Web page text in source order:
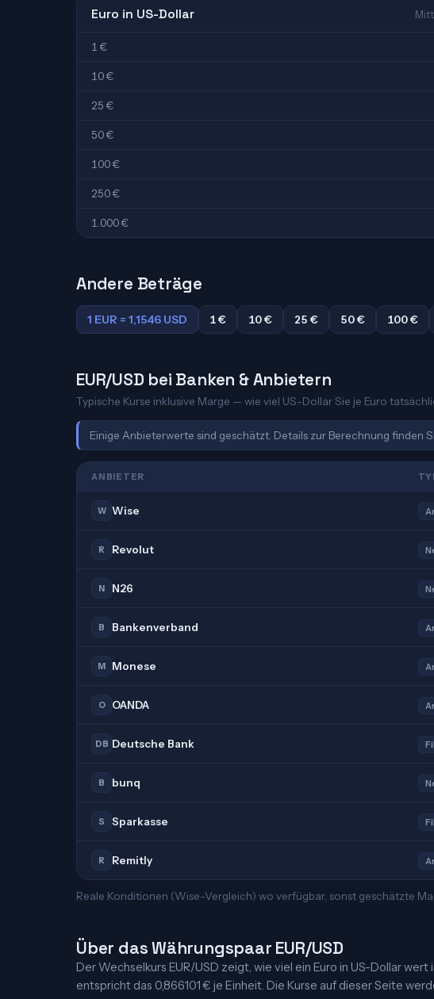
Euro in US-Dollar
1 €
10 €
25 €
50 €
100 €
250 €
1.000 €
Andere Beträge
1 EUR = 1,1546 USD 1 € 10 € 25 € 50 € 100 €
EUR/USD bei Banken & Anbietern
Typische Kurse inklusive Marge — wie viel US-Dollar Sie je Euro
Einige Anbieterwerte sind geschätzt. Details zur Berechnung finden
ANBIETER
W Wise
R Revolut
N N26
B Bankenverband
M Monese
O OANDA
DB Deutsche Bank
B bunq
S Sparkasse
R Remitly
Reale Konditionen (Wise-Vergleich) wo verfügbar, sonst geschätzte
Über das Währungspaar EUR/USD
Der Wechselkurs EUR/USD zeigt, wie viel ein Euro in US-Dollar
entspricht das 0,866101 € je Einheit. Die Kurse auf dieser Seite